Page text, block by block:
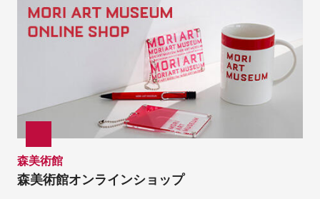
森美術館
森美術館オンラインショップ